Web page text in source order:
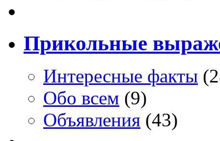
Прикольные
Интересные факты
Обо всем (9)
Объявления (43)